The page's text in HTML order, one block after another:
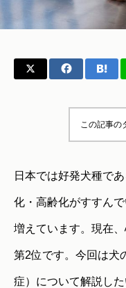
この記事の
日本では好発犬種で
化・高齢化がすすん
増えています。現在
第2位です。今回は犬
症）について解説した